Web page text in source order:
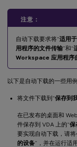
注意：
自动下载要求将“适用
用程序的文件传输”和“
Workspace 应用程序
以下是自动下载的一些用例
将文件下载到“保存到
在已发布的桌面和
件保存到 VDA 上的“保
要实现自动下载，请
的设备”，并在运行适